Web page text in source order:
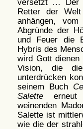
versetzt … Der
Retter der
anhängen,
Abgründe der
und Feuer die
Hybris des
wird Gott
Vision, die
unterdrücken
seinem Buch
Saletteerneut
weinenden
Salette ist
wie die der